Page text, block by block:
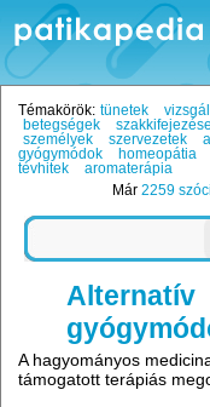
Témakörök: tünetek
betegségek
személyek
szervezetek
gyógymódok
homeopátia
tévhitek
aromaterápia
Már2259
Alternatív
A hagyományos
támogatott terápiás